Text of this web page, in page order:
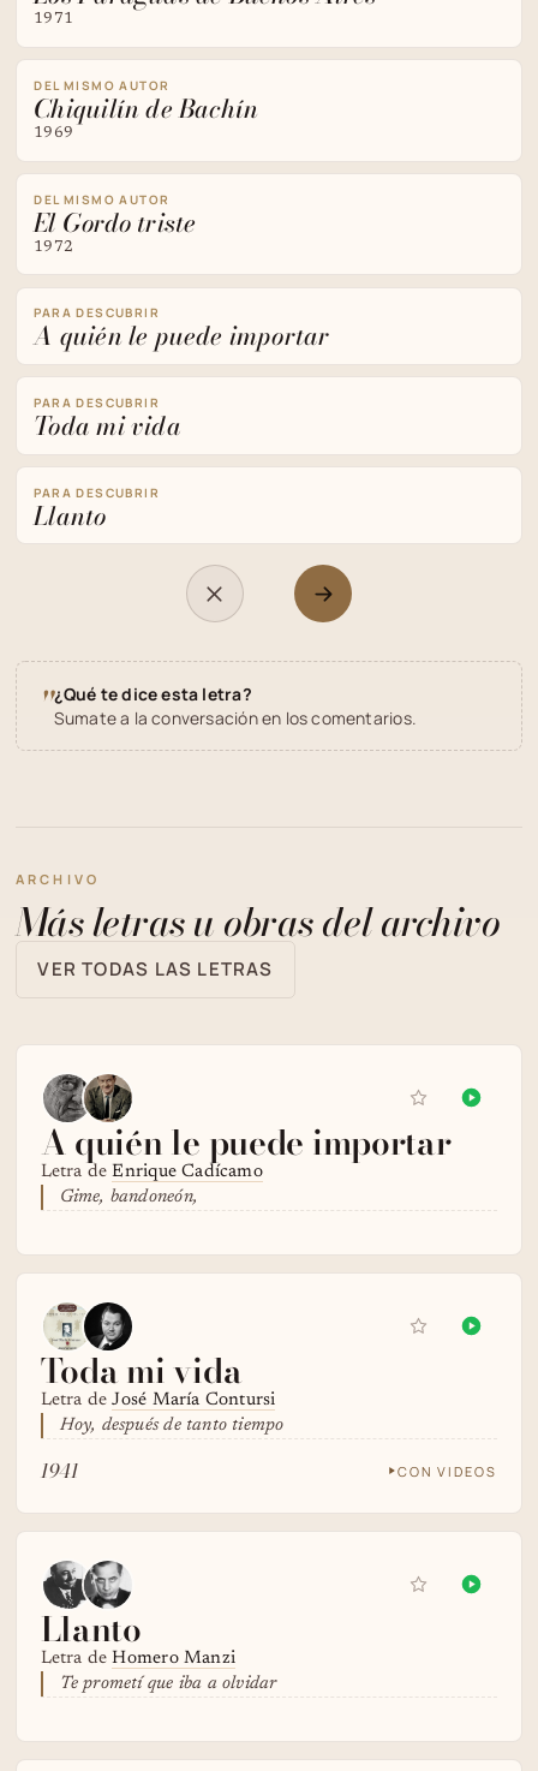
1971
DEL MISMO AUTOR
Chiquilín de Bachín
1969
DEL MISMO AUTOR
El Gordo triste
1972
PARA DESCUBRIR
A quién le puede importar
PARA DESCUBRIR
Toda mi vida
PARA DESCUBRIR
Llanto
"¿Qué te dice esta letra?
Sumate a la conversación en los comentarios.
ARCHIVO
Más letras u obras del archivo
VER TODAS LAS LETRAS
A quién le puede importar
Letra deEnrique Cadícamo
Gime, bandoneón,
Toda mi vida
Letra deJosé María Contursi
Hoy, después de tanto tiempo
1941 CON VIDEOS
Llanto
Letra deHomero Manzi
Te prometí que iba a olvidar